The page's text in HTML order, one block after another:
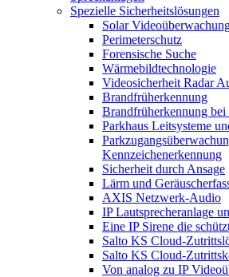
Spezielle Sicherheitslösungen
Solar
Perimeterschutz
Forensische Suche
Wärmebildtechnologie
Videosicherheit Radar
Brandfrüherkennung
Brandfrüherkennung
Parkhaus Leitsysteme
Kennzeichenerkennung
Sicherheit durch Ansage
Lärm und
AXIS Netzwerk-Audio
IP Lautsprecheranlage
Eine IP Sirene die
Salto KS Cloud-
Salto KS Cloud-
Von analog zu IP